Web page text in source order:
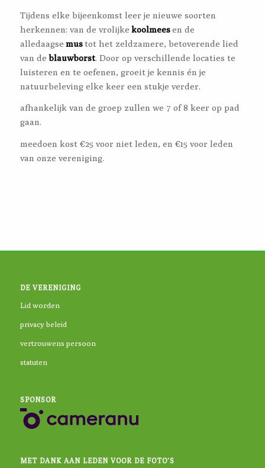
Tijdens elke bijeenkomst leer je nieuwe soorten
herkennen: van de vrolijke koolmeesen de
alledaagse mustot het zeldzamere, betoverende lied
van de blauwborst. Door op verschillende locaties te
luisteren en te oefenen, groeit je kennis én je
natuurbeleving elke keer een stukje verder.
afhankelijk van de groep zullen we 7 of 8 keer op pad
gaan.
meedoen kost €25 voor niet leden, en €15 voor leden
van onze vereniging.
DE VERENIGING
Lid worden
privacy beleid
vertrouwens persoon
statuten
SPONSOR
MET DANK AAN LEDEN VOOR DE FOTO’S